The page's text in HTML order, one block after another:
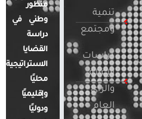
تنمية
ومجتمع
دراسات
الإعلام
والرأي
العام
منظور
وطني في
دراسة
القضايا
الاستراتيجية
محليًا
وإقليميًا
ودوليًا